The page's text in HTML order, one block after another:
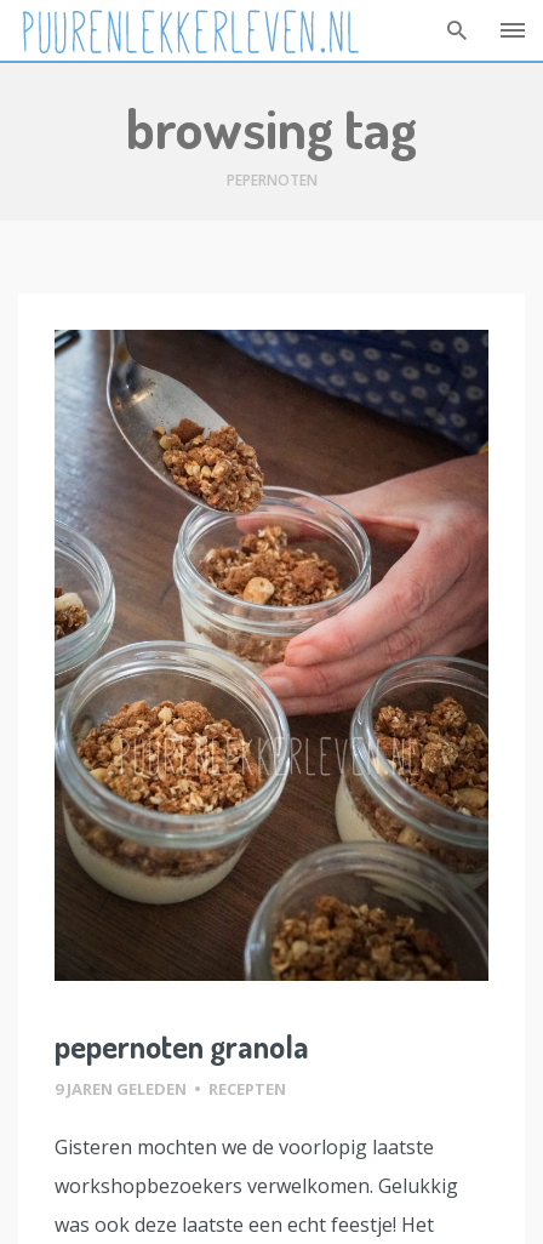
browsing tag
PEPERNOTEN
pepernoten granola
9 JAREN GELEDEN • RECEPTEN
Gisteren mochten we de voorlopig laatste
workshopbezoekers verwelkomen. Gelukkig
was ook deze laatste een echt feestje! Het